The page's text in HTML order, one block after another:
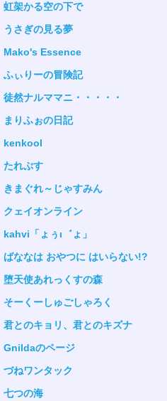
虹架かる空の下で
うさぎの見る夢
Mako's Essence
ふぃりーの冒険記
徒然ナルママニ・・・・・
まりふぉの日記
kenkool
たれぷす
きまぐれ～じゃすみん
クェイオンライン
kahvi「ょぅι゛ょ」
ばななは おやつに はいらない!?
堕天使あれっくすの森
そーくーしゅごしゃろく
君とのキョリ、君とのキズナ
Gnildaのページ
づねワンタック
七つの海